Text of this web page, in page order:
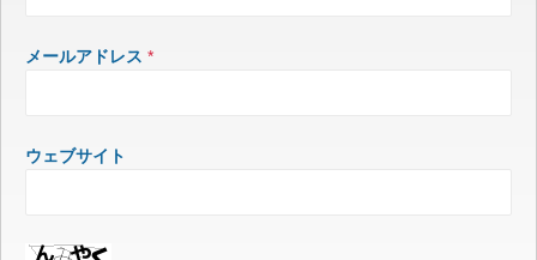
メールアドレス *
ウェブサイト